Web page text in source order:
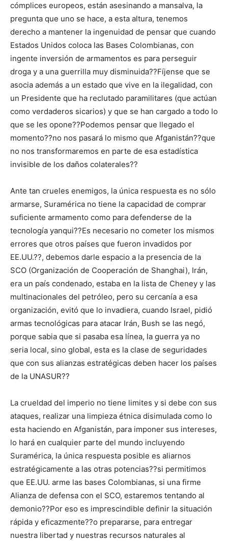
cómplices europeos, están asesinando a mansalva, la
pregunta que uno se hace, a esta altura, tenemos
derecho a mantener la ingenuidad de pensar que cuando
Estados Unidos coloca las Bases Colombianas, con
ingente inversión de armamentos es para perseguir
droga y a una guerrilla muy disminuida??Fíjense que se
asocia además a un estado que vive en la ilegalidad, con
un Presidente que ha reclutado paramilitares (que actúan
como verdaderos sicarios) y que se han cargado a todo lo
que se les opone??Podemos pensar que llegado el
momento??no nos pasará lo mismo que Afganistán??que
no nos transformaremos en parte de esa estadística
invisible de los daños colaterales??
Ante tan crueles enemigos, la única respuesta es no sólo
armarse, Suramérica no tiene la capacidad de comprar
suficiente armamento como para defenderse de la
tecnología yanqui??Es necesario no cometer los mismos
errores que otros países que fueron invadidos por
EE.UU.??, debemos darle espacio a la presencia de la
SCO (Organización de Cooperación de Shanghai), Irán,
era un país condenado, estaba en la lista de Cheney y las
multinacionales del petróleo, pero su cercanía a esa
organización, evitó que lo invadiera, cuando Israel, pidió
armas tecnológicas para atacar Irán, Bush se las negó,
porque sabia que si pasaba esa línea, la guerra ya no
seria local, sino global, esta es la clase de seguridades
que con sus alianzas estratégicas deben hacer los países
de la UNASUR??
La crueldad del imperio no tiene limites y si debe con sus
ataques, realizar una limpieza étnica disimulada como lo
esta haciendo en Afganistán, para imponer sus intereses,
lo hará en cualquier parte del mundo incluyendo
Suramérica, la única respuesta posible es aliarnos
estratégicamente a las otras potencias??si permitimos
que EE.UU. arme las bases Colombianas, si una firme
Alianza de defensa con el SCO, estaremos tentando al
demonio??Por eso es imprescindible definir la situación
rápida y eficazmente??o prepararse, para entregar
nuestra libertad y nuestras recursos naturales al